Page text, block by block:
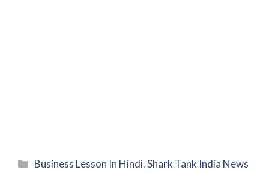
Categories
Business Lesson In Hindi,Shark Tank India News